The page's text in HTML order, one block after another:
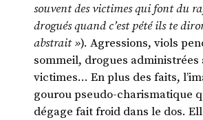
souvent des victimes qui font du
drogués quand c’est pété ils te
abstrait »). Agressions, viols
sommeil, drogues administrées
victimes… En plus des faits,
gourou pseudo-charismatique
dégage fait froid dans le dos.